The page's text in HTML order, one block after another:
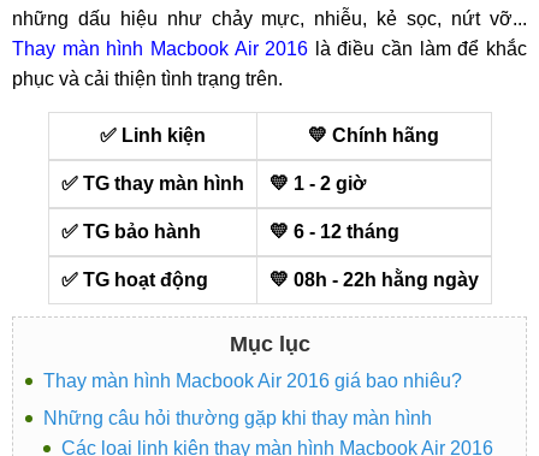
những dấu hiệu như chảy mực, nhiễu, kẻ sọc, nứt vỡ...
Thay màn hình Macbook Air 2016 là điều cần làm để khắc
phục và cải thiện tình trạng trên.
✅ Linh kiện 💛 Chính hãng
✅ TG thay màn hình 💛 1 - 2 giờ
✅ TG bảo hành 💛 6 - 12 tháng
✅ TG hoạt động 💛 08h - 22h hằng ngày
Mục lục
Thay màn hình Macbook Air 2016 giá bao nhiêu?
Những câu hỏi thường gặp khi thay màn hình
Các loại linh kiện thay màn hình Macbook Air 2016